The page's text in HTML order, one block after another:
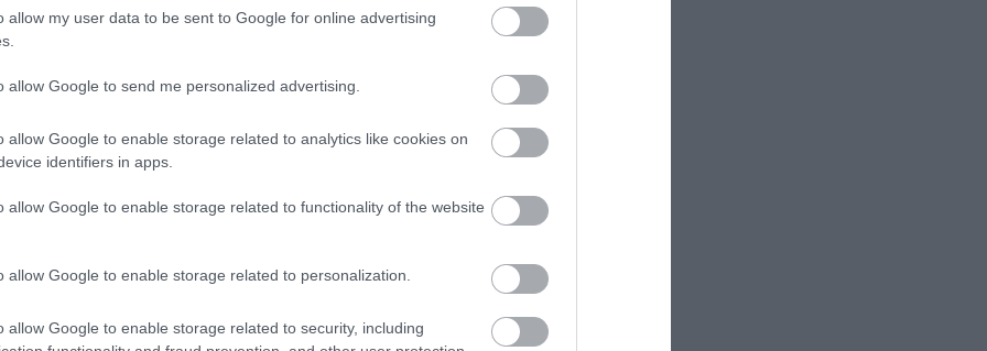
allow my user data to be sent to Google for online advertising
allow Google to send me personalized advertising.
allow Google to enable storage related to analytics like cookies on
identifiers in apps.
allow Google to enable storage related to functionality of the website
allow Google to enable storage related to personalization.
allow Google to enable storage related to security, including
kábítószer-kereskedelem. Az elmúlt években
például Rotterdamot vagy Antwerpent célozzák.
Európa is az útvonalakon.
érkeznek, ami megnehezíti a felderítést. A hatékonyabb
június 2-ai sajtótájékoztatóján elhangzottakat.
szerint a szálak dél-amerikai bűnszervezetekhez